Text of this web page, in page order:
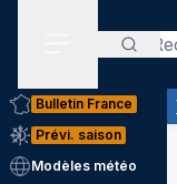
Bulletin France
Prévi. saison
Modèles météo